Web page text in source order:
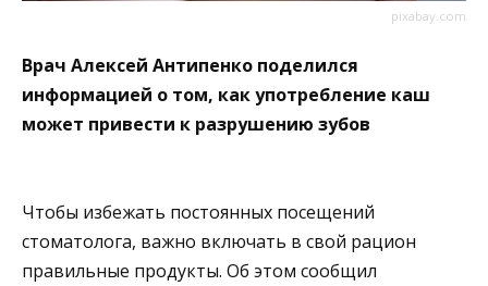
pixabay.com
Врач Алексей Антипенко поделился
информацией о том, как употребление каш
может привести к разрушению зубов
Чтобы избежать постоянных посещений
стоматолога, важно включать в свой рацион
правильные продукты. Об этом сообщил